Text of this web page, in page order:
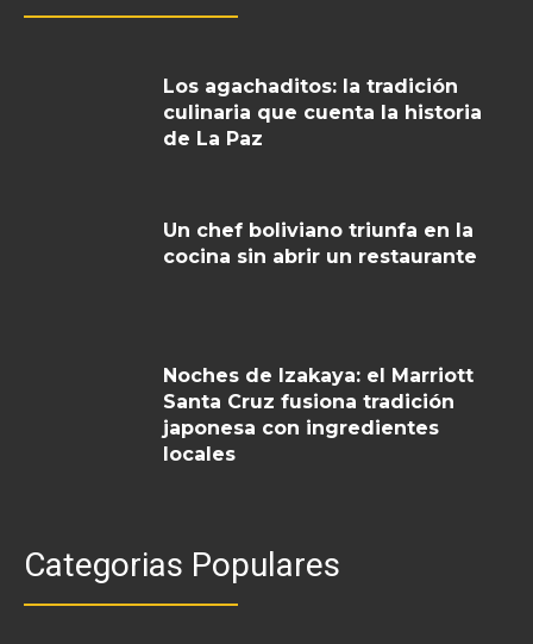
Los agachaditos: la tradición
culinaria que cuenta la historia
de La Paz
Un chef boliviano triunfa en la
cocina sin abrir un restaurante
Noches de Izakaya: el Marriott
Santa Cruz fusiona tradición
japonesa con ingredientes
locales
Categorias Populares